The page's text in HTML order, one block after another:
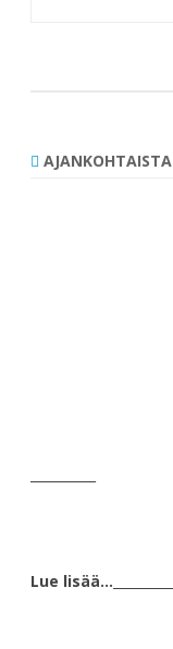
AJANKOHTAISTA
Lue lisää…